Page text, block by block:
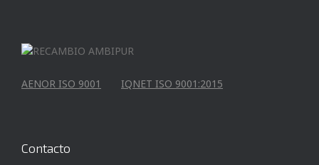
AENOR ISO 9001 IQNET ISO 9001:2015
Contacto